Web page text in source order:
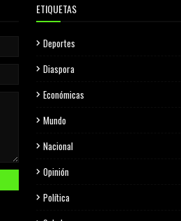
ETIQUETAS
Deportes
Diaspora
Económicas
Mundo
Nacional
Opinión
Política